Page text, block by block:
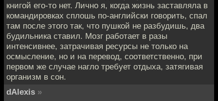
книгой его-то нет. Лично я, когда жизнь заставляла в
командировках сплошь по-английски говорить, спал
там после этого так, что пушкой не разбудишь, два
будильника ставил. Мозг работает в разы
интенсивнее, затрачивая ресурсы не только на
осмысление, но и на перевод, соответственно, при
первом же случае нагло требует отдыха, затягивая
организм в сон.
dAlexis »